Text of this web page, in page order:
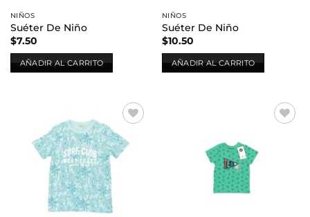
NIÑOS
Suéter De Niño
$7.50
AÑADIR AL CARRITO
NIÑOS
Suéter De Niño
$10.50
AÑADIR AL CARRITO
Añadir
a la
lista de